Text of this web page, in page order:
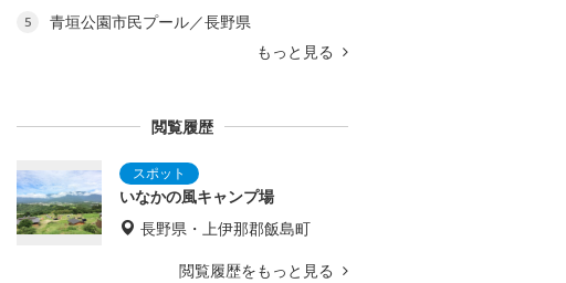
5
青垣公園市民プール／長野県
もっと見る
閲覧履歴
いなかの風キャンプ場
長野県・上伊那郡飯島町
閲覧履歴をもっと見る